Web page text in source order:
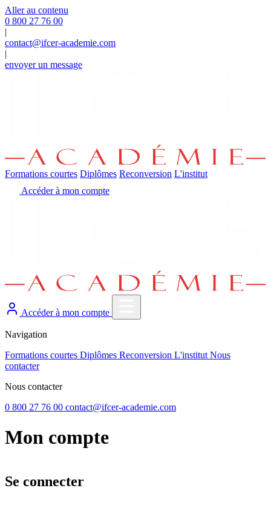
Panneau de gestion des cookies
Aller au contenu
0 800 27 76 00
|
contact@ifcer-academie.com
|
envoyer un message
Formations courtes Diplômes Reconversion L'institut
Accéder à mon compte
Accéder à mon compte
Navigation
Formations courtes Diplômes Reconversion L'institut Nous
contacter
Nous contacter
0 800 27 76 00 contact@ifcer-academie.com
Mon compte
Se connecter